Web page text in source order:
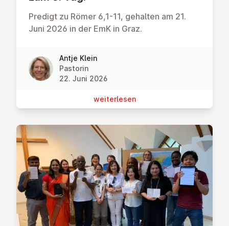
Predigt zu Römer 6,1-11, gehalten am 21.
Juni 2026 in der EmK in Graz.
Antje Klein
Pastorin
22. Juni 2026
wei­ter­le­sen